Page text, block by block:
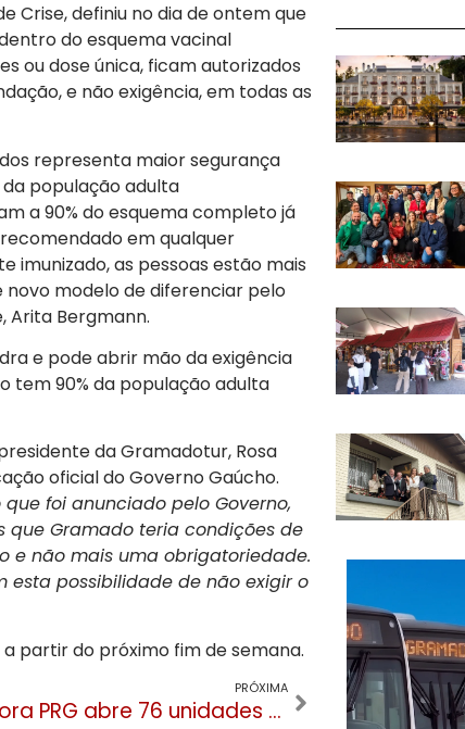
Crise, definiu no dia de ontem que
do esquema vacinal
ou dose única, ficam autorizados
e não exigência, em todas as
representa maior segurança
da população adulta
a 90% do esquema completo já
em qualquer
imunizado, as pessoas estão mais
modelo de diferenciar pelo
Arita Bergmann.
e pode abrir mão da exigência
tem 90% da população adulta
da Gramadotur, Rosa
oficial do Governo Gaúcho.
foi anunciado pelo Governo,
que Gramado teria condições de
e não mais uma obrigatoriedade.
esta possibilidade de não exigir o
partir do próximo fim de semana.
PRÓXIMA
Construtora PRG abre 76 unidades residenciais e oito lojas no Centro de Gramado